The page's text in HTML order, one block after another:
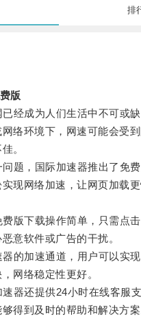
排
版
成为人们生活中不可或缺
络环境下，网速可能会受
。
，国际加速器推出了免费
现网络加速，让网页加载
下载操作简单，只需点击
意软件或广告的干扰。
加速通道，用户可以实现
网络稳定性更好。
还提供24小时在线客服支
得到及时的帮助和解决方案